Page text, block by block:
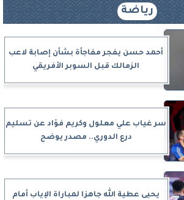
رياضة
أحمد حسن يفجر مفاجأة بشأن إصابة لاعب
الزمالك قبل السوبر الأفريقي
سر غياب علي معلول وكريم فؤاد عن تسليم
درع الدوري.. مصدر يوضح
يحيى عطية الله جاهزا لمباراة الإياب أمام